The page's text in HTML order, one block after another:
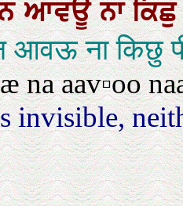
ਆਵਊਨਾ
आवऊ ना किछु
na aav▫oo
invisible,